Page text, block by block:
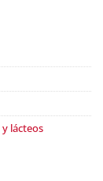
lácteos